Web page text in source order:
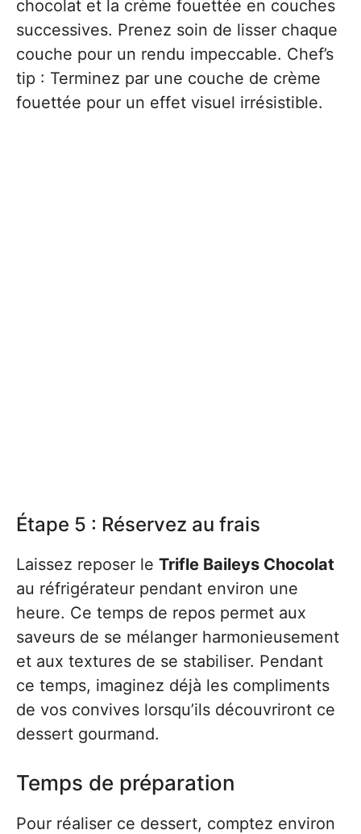
chocolat et la crème fouettée en couches
successives. Prenez soin de lisser chaque
couche pour un rendu impeccable. Chef’s
tip : Terminez par une couche de crème
fouettée pour un effet visuel irrésistible.
Étape 5 : Réservez au frais
Laissez reposer le Trifle Baileys Chocolat
au réfrigérateur pendant environ une
heure. Ce temps de repos permet aux
saveurs de se mélanger harmonieusement
et aux textures de se stabiliser. Pendant
ce temps, imaginez déjà les compliments
de vos convives lorsqu’ils découvriront ce
dessert gourmand.
Temps de préparation
Pour réaliser ce dessert, comptez environ